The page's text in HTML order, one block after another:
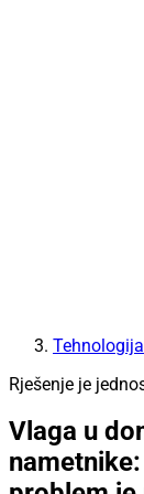
Tehnologija
Rješenje je
Vlaga u